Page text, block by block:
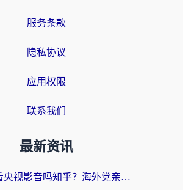
服务条款
隐私协议
应用权限
联系我们
最新资讯
国外可以看央视影音吗知乎？海外党亲测有效的回国加速方案